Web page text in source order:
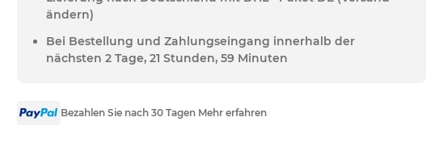
ändern)
Bei Bestellung und Zahlungseingang innerhalb der
nächsten 2 Tage, 21 Stunden, 59 Minuten
Bezahlen Sie nach 30 Tagen Mehr erfahren